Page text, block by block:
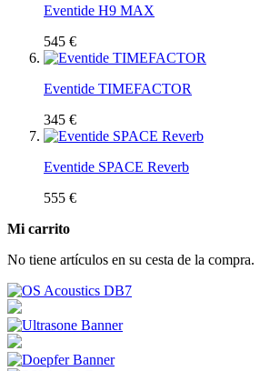
Eventide H9 MAX
545 €
Eventide TIMEFACTOR
345 €
Eventide SPACE Reverb
555 €
Mi carrito
No tiene artículos en su cesta de la compra.